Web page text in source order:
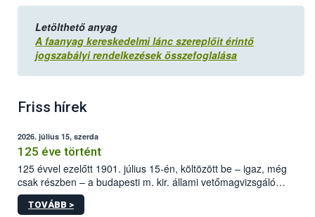
Letölthető anyag
A faanyag kereskedelmi lánc szereplőit érintő
jogszabályi rendelkezések összefoglalása
Friss hírek
2026. július 15, szerda
125 éve történt
125 évvel ezelőtt 1901. július 15-én, költözött be – igaz, még
csak részben – a budapesti m. kir. állami vetőmagvizsgáló
állomás a Kis Rókus utca 15. szám alatti, Czigler Győző által
tervezett új épületébe.
TOVÁBB >